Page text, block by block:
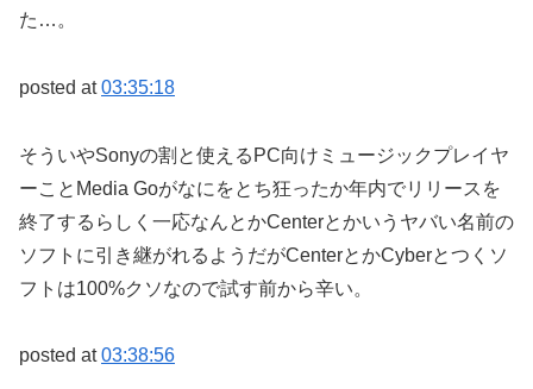
た…。
posted at03:35:18
そういやSonyの割と使えるPC向けミュージックプレイヤ
ーことMedia Goがなにをとち狂ったか年内でリリースを
終了するらしく一応なんとかCenterとかいうヤバい名前の
ソフトに引き継がれるようだがCenterとかCyberとつくソ
フトは100%クソなので試す前から辛い。
posted at03:38:56